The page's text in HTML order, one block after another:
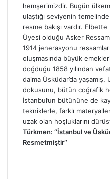
hemşerimizdir. Bugün
ulaştığı seviyenin
resme bakışı vardır.
Üyesi olduğu Asker
1914 jenerasyonu
oluşmasında büyük
doğduğu 1858 yılından
daima Üsküdar’da yaşamış,
dokusunu, bütün coğrafik
İstanbul’un bütününe de
tekniklerle, farklı
uzak olan hoşluklarını
Türkmen: ‘’İstanbul ve
Resmetmiştir’’